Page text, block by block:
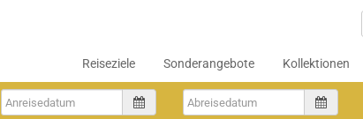
Reiseziele Sonderangebote Kollektionen